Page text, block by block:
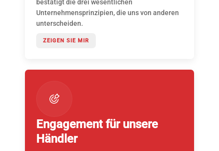
bestätigt die drei wesentlichen
Unternehmensprinzipien, die uns von anderen
unterscheiden.
ZEIGEN SIE MIR
Engagement für unsere
Händler